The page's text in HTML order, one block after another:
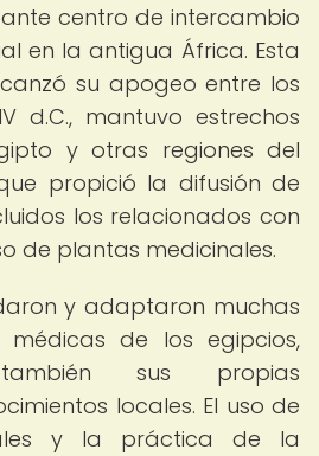
centro de intercambio
en la antigua África. Esta
su apogeo entre los
d.C., mantuvo estrechos
y otras regiones del
propició la difusión de
los relacionados con
de plantas medicinales.
y adaptaron muchas
de los egipcios,
sus propias
locales. El uso de
y la práctica de la